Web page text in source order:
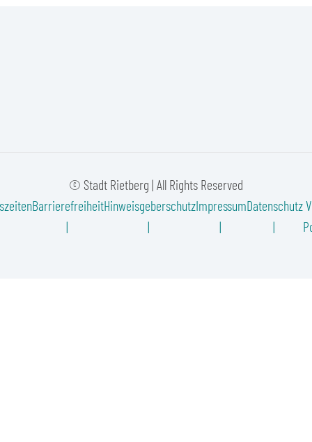
© Stadt Rietberg | All Rights Reserved
BarrierefreiheitHinweisgeberschutzImpressumDatenschutz